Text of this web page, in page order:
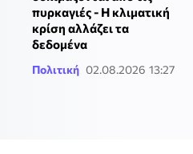
πυρκαγιές - Η κλιματική
κρίση αλλάζει τα
δεδομένα
Πολιτική 02.08.2026 13:27